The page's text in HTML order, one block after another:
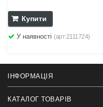
Купити
У наявності (арт:2111724)
ІНФОРМАЦІЯ
КАТАЛОГ ТОВАРІВ